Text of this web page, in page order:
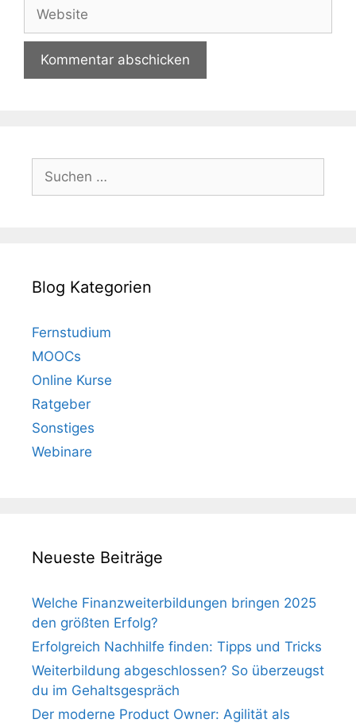
nach:
Blog Kategorien
Fernstudium
MOOCs
Online Kurse
Ratgeber
Sonstiges
Webinare
Neueste Beiträge
Welche Finanzweiterbildungen bringen 2025
den größten Erfolg?
Erfolgreich Nachhilfe finden: Tipps und Tricks
Weiterbildung abgeschlossen? So überzeugst
du im Gehaltsgespräch
Der moderne Product Owner: Agilität als